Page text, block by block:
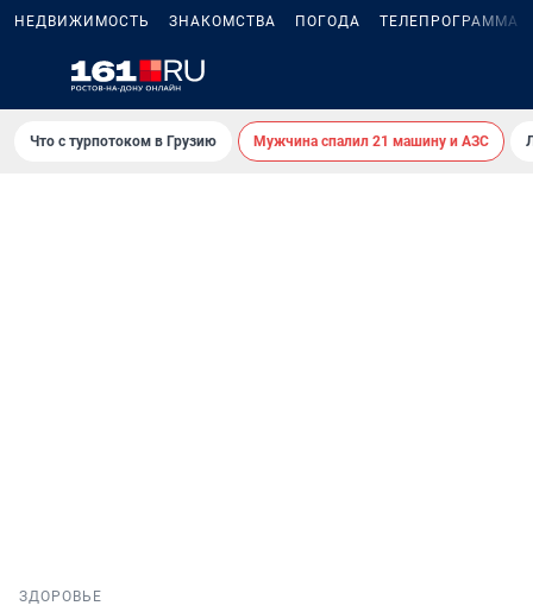
НЕДВИЖИМОСТЬ ЗНАКОМСТВА ПОГОДА ТЕЛЕПРОГРАММА
Что с турпотоком в Грузию Мужчина спалил 21 машину и АЗС
ЗДОРОВЬЕ